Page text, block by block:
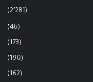
(2٬281)
(46)
(173)
(190)
(162)